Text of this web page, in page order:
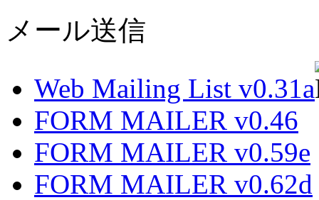
メール送信
Web Mailing List v0.31a
FORM MAILER v0.46
FORM MAILER v0.59e
FORM MAILER v0.62d